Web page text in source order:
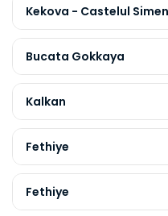
Kekova - Castelul
Bucata Gokkaya
Kalkan
Fethiye
Fethiye